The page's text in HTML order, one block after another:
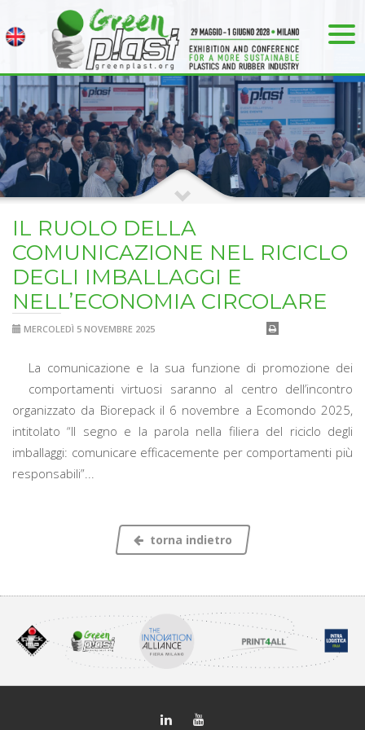
IL RUOLO DELLA
COMUNICAZIONE NEL RICICLO
DEGLI IMBALLAGGI E
NELL’ECONOMIA CIRCOLARE
MERCOLEDÌ 5 NOVEMBRE 2025
La comunicazione e la sua funzione di promozione dei
comportamenti virtuosi saranno al centro dell’incontro
organizzato da Biorepack il 6 novembre a Ecomondo 2025,
intitolato “Il segno e la parola nella filiera del riciclo degli
imballaggi: comunicare efficacemente per comportamenti più
responsabili”...
torna indietro